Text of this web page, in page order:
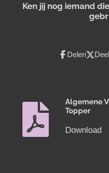
Ken jij nog iemand
Delen Deel
Algemene
Topper
Download